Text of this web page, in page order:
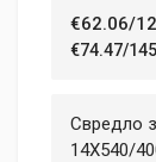
Write A
€62.06/
€74.47/
Свредло
14X540/